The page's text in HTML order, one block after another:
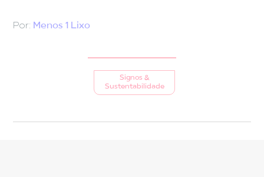
Menos 1 Lixo
Por:
Signos &
Sustentabilidade